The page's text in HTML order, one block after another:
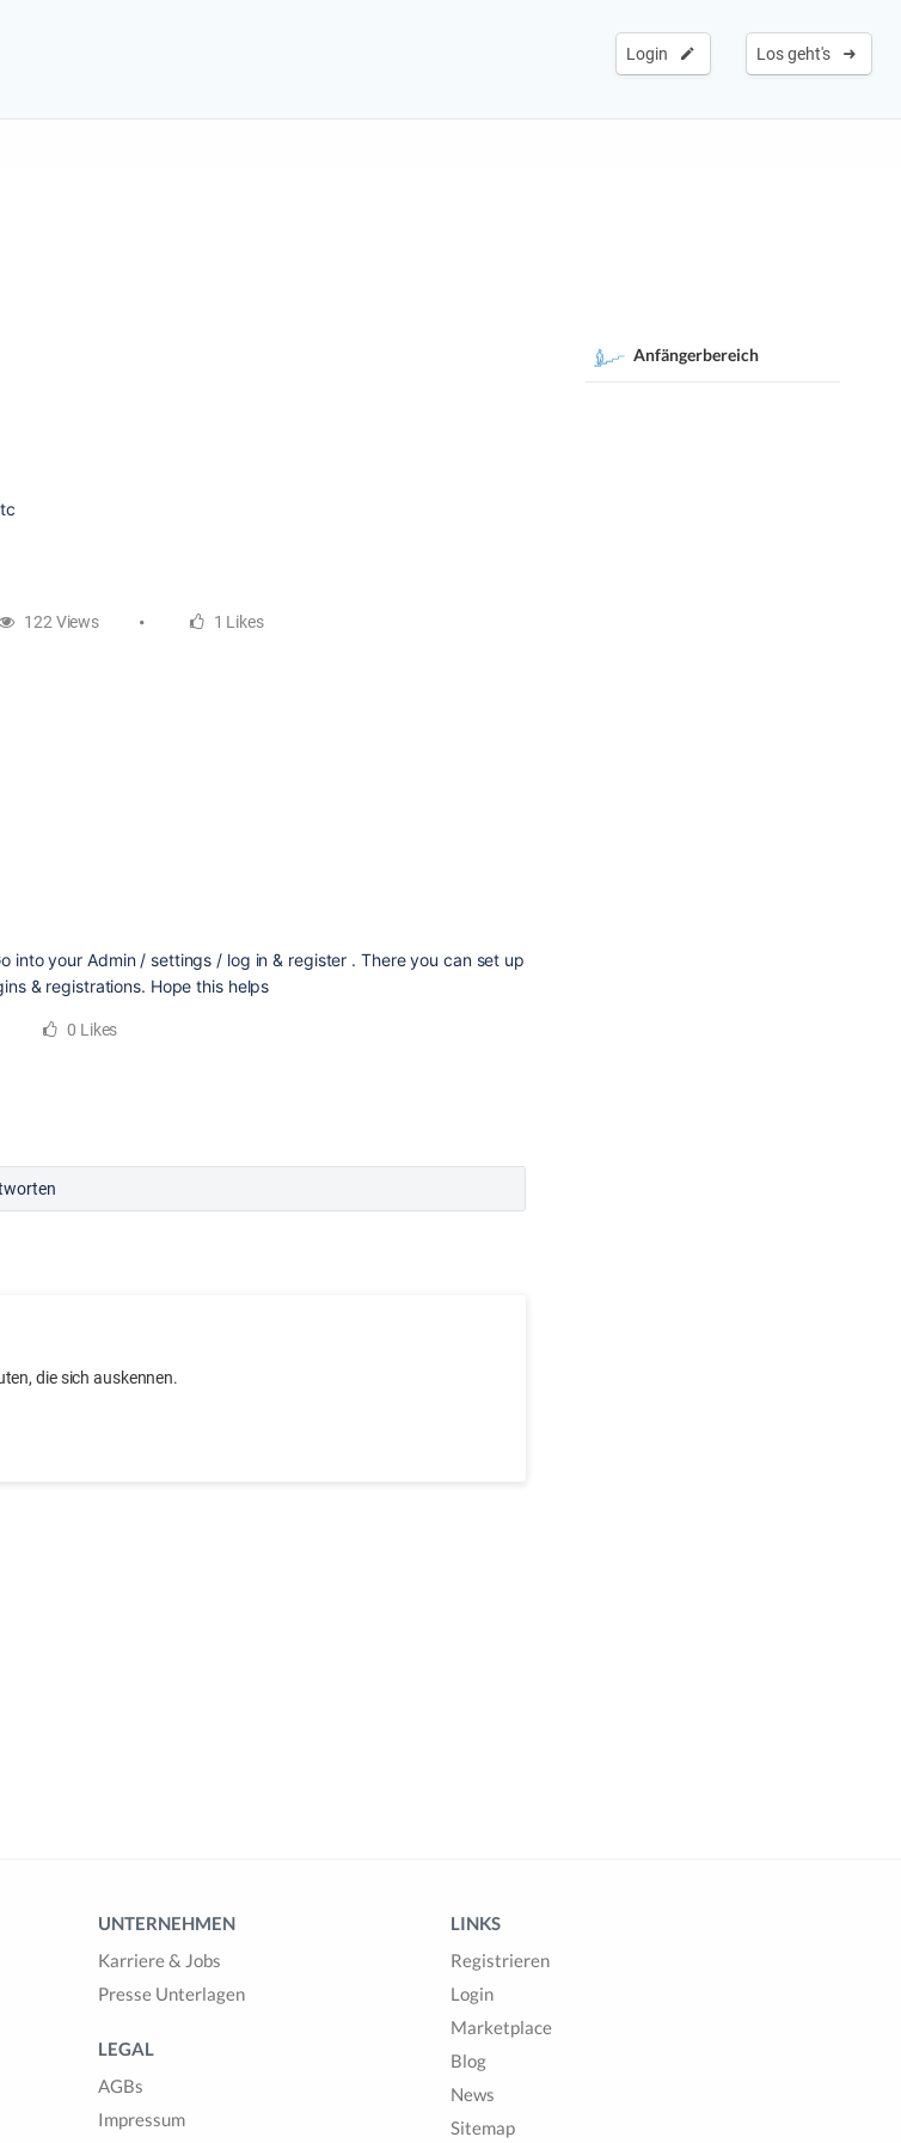
Los geht's
Login
122 Views 1 Likes
into your Admin / settings / log in & register . There you can set up
& registrations. Hope this helps
0 Likes
die sich auskennen.
Anfängerbereich
UNTERNEHMEN
Karriere & Jobs
Presse Unterlagen
LEGAL
AGBs
Impressum
LINKS
Registrieren
Login
Marketplace
Blog
News
Sitemap